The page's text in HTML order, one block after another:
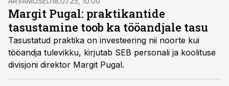
Margit Pugal: praktikantide
tasustamine toob ka tööandjale tasu
Tasustatud praktika on investeering nii noorte kui
tööandja tulevikku, kirjutab SEB personali ja koolituse
divisjoni direktor Margit Pugal.